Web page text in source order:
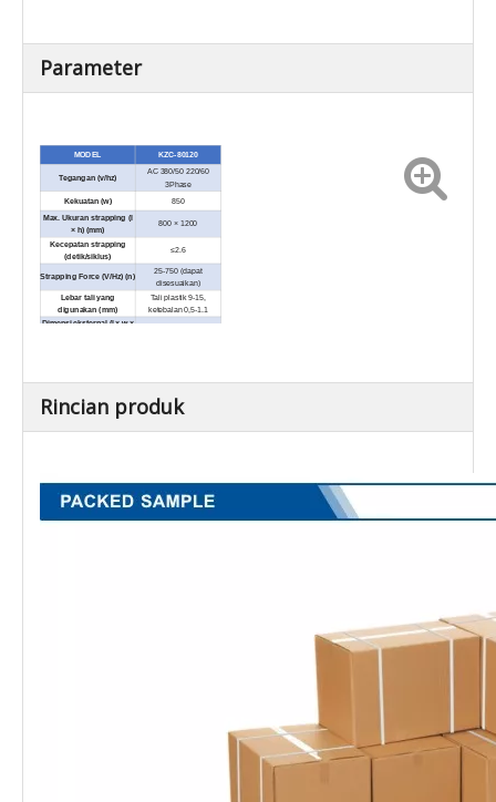
Parameter
MODEL KZC-80120
Tegangan (v/hz)
AC 380/50 220/60
3Phase
Kekuatan (w)
850
Max. Ukuran strapping (l
× h) (mm)
800 × 1200
Kecepatan strapping
(detik/siklus)
≤2.6
Strapping Force (V/Hz) (n)
25-750 (dapat
disesuaikan)
Lebar tali yang
digunakan (mm)
Tali plastik 9-15,
ketebalan 0,5-1.1
Dimensi eksternal (l × w ×
Rincian produk